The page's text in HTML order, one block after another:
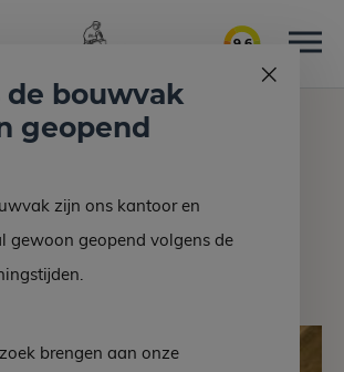
9.6
Travertin beige + taupe
beige + taupe
de bouwvak
geopend
zijn ons kantoor en
gewoon geopend volgens de
brengen aan onze